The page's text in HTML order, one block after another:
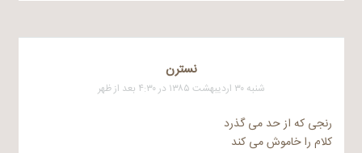
نسترن
شنبه ۳۰ اردیبهشت ۱۳۸۵ در ۴:۳۰ بعد از ظهر
رنجی که از حد می گذرد
کلام را خاموش می کند